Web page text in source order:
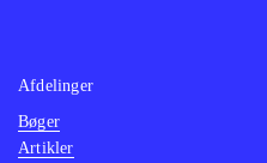
Afdelinger
Bøger
Artikler